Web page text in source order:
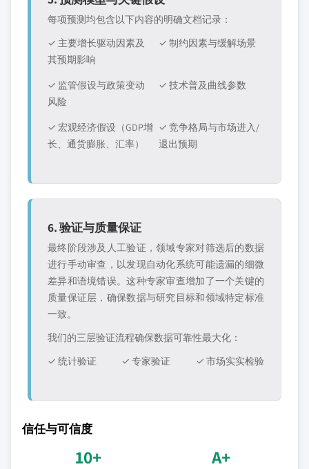
每项预测均包含以下内容的明确文档记录：
✓ 主要增长驱动因素及
其预期影响
✓ 制约因素与缓解场景
✓ 监管假设与政策变动
风险
✓ 技术普及曲线参数
✓ 宏观经济假设（GDP增
长、通货膨胀、汇率）
✓ 竞争格局与市场进入/
退出预期
6. 验证与质量保证
最终阶段涉及人工验证，领域专家对筛选后的数据
进行手动审查，以发现自动化系统可能遗漏的细微
差异和语境错误。这种专家审查增加了一个关键的
质量保证层，确保数据与研究目标和领域特定标准
一致。
我们的三层验证流程确保数据可靠性最大化：
✓ 统计验证
✓ 专家验证 ✓ 市场实实检验
信任与可信度
10+ A+